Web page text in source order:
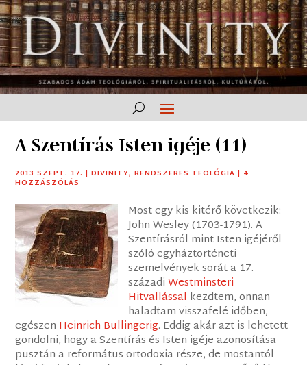
A Szentírás Isten igéje (11)
2013 SZEPT. 17. |DIVINITY,RENDSZERES TEOLÓGIA | 4
HOZZÁSZÓLÁS
Most egy kis kitérő következik:
John Wesley (1703-1791). A
Szentírásról mint Isten igéjéről
szóló egyháztörténeti
szemelvények sorát a 17.
századiWestminsteri
Hitvallással kezdtem, onnan
haladtam visszafelé időben,
egészen Heinrich Bullingerig. Eddig akár azt is lehetett
gondolni, hogy a Szentírás és Isten igéje azonosítása
pusztán a református ortodoxia része, de mostantól